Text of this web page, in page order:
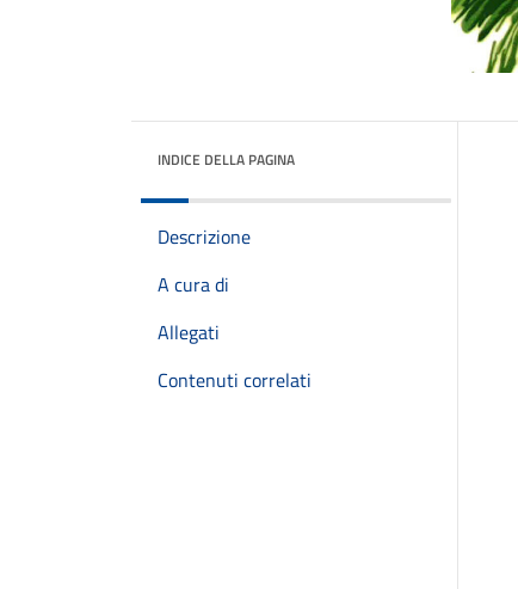
INDICE DELLA PAGINA
Descrizione
A cura di
Allegati
Contenuti correlati